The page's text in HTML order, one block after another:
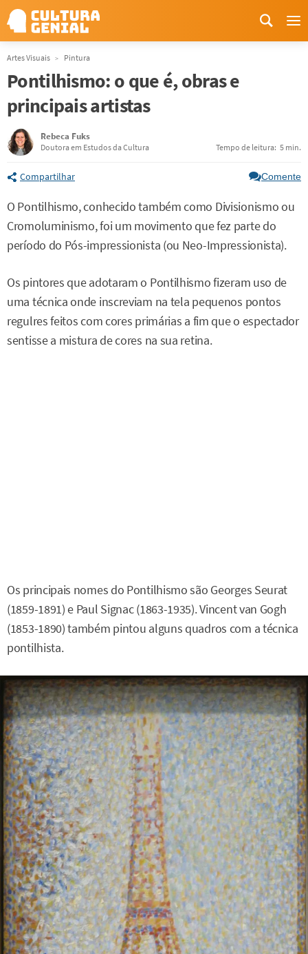
Artes Visuais Pintura
Pontilhismo: o que é, obras e
principais artistas
Rebeca Fuks
Doutora em Estudos da Cultura Tempo de leitura: 5 min.
Compartilhar Comente
O Pontilhismo, conhecido também como Divisionismo ou
Cromoluminismo, foi um movimento que fez parte do
período do Pós-impressionista (ou Neo-Impressionista).
Os pintores que adotaram o Pontilhismo fizeram uso de
uma técnica onde inscreviam na tela pequenos pontos
regulres feitos com cores primárias a fim que o espectador
sentisse a mistura de cores na sua retina.
Os principais nomes do Pontilhismo são Georges Seurat
(1859-1891) e Paul Signac (1863-1935). Vincent van Gogh
(1853-1890) também pintou alguns quadros com a técnica
pontilhista.